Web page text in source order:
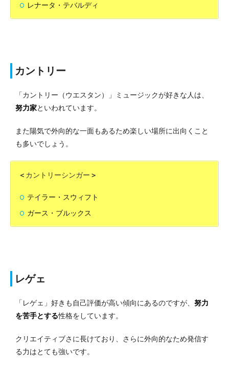
レナータ・テバルディ
カントリー
「カントリー（ウエスタン）」ミュージックが好きな人は、
努力家といわれています。
また陽気で外向的な一面もあるため楽しい場所に出向くこと
も多いでしょう。
＜ カントリーシンガー ＞
テイラー・スウィフト
ガース・ブルックス
レゲェ
「レゲェ」好きも自己評価が高い傾向にあるのですが、努力
を苦手とする性格をしています。
クリエイティブさに長けており、さらに外向的なため発信す
る力はとても強いです。